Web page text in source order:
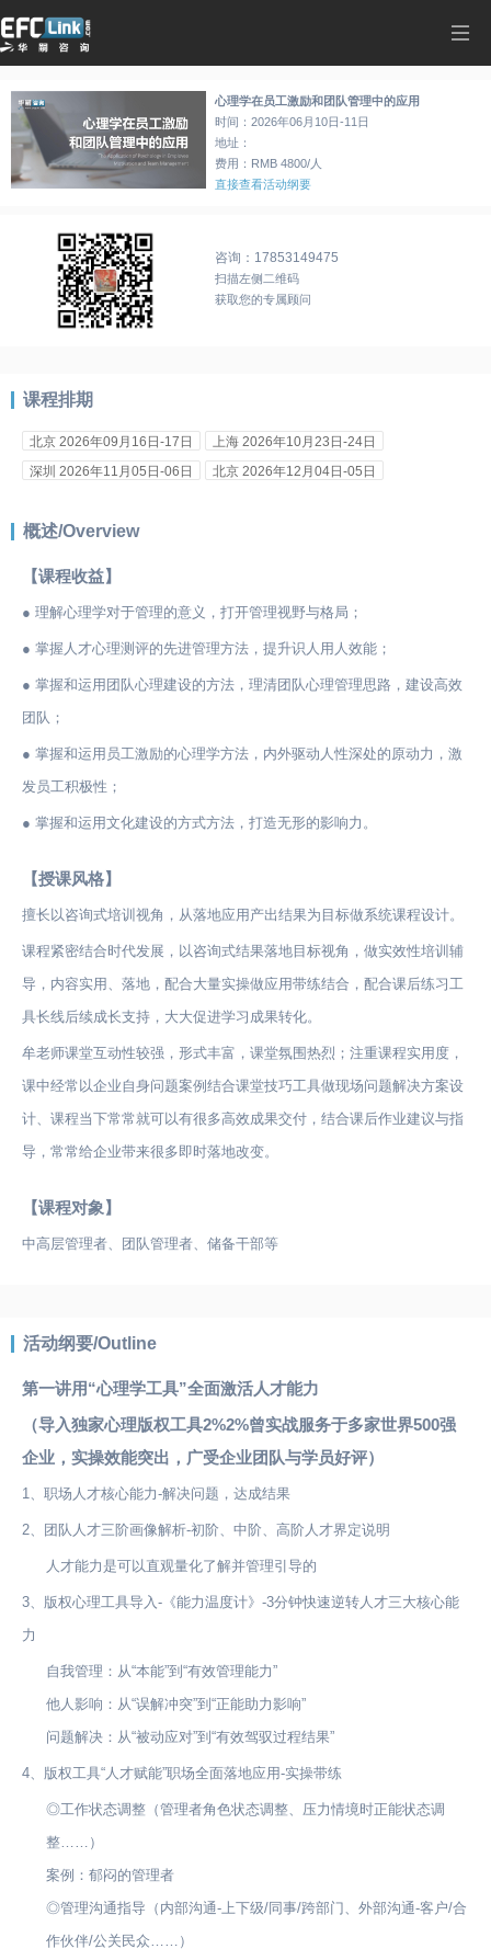
心理学在员工激励和团队管理中的应用
时间： 2026年06月10日-11日
地址：
费用：RMB 4800/人
直接查看活动纲要
咨询：17853149475
扫描左侧二维码
获取您的专属顾问
课程排期
北京 2026年09月16日-17日
上海 2026年10月23日-24日
深圳 2026年11月05日-06日
北京 2026年12月04日-05日
概述/Overview
【课程收益】
● 理解心理学对于管理的意义，打开管理视野与格局；
● 掌握人才心理测评的先进管理方法，提升识人用人效能；
● 掌握和运用团队心理建设的方法，理清团队心理管理思路，建设高效
团队；
● 掌握和运用员工激励的心理学方法，内外驱动人性深处的原动力，激
发员工积极性；
● 掌握和运用文化建设的方式方法，打造无形的影响力。
【授课风格】
擅长以咨询式培训视角，从落地应用产出结果为目标做系统课程设计。
课程紧密结合时代发展，以咨询式结果落地目标视角，做实效性培训辅
导，内容实用、落地，配合大量实操做应用带练结合，配合课后练习工
具长线后续成长支持，大大促进学习成果转化。
牟老师课堂互动性较强，形式丰富，课堂氛围热烈；注重课程实用度，
课中经常以企业自身问题案例结合课堂技巧工具做现场问题解决方案设
计、课程当下常常就可以有很多高效成果交付，结合课后作业建议与指
导，常常给企业带来很多即时落地改变。
【课程对象】
中高层管理者、团队管理者、储备干部等
活动纲要/Outline
第一讲用“心理学工具”全面激活人才能力
（导入独家心理版权工具2%2%曾实战服务于多家世界500强
企业，实操效能突出，广受企业团队与学员好评）
1、职场人才核心能力-解决问题，达成结果
2、团队人才三阶画像解析-初阶、中阶、高阶人才界定说明
人才能力是可以直观量化了解并管理引导的
3、版权心理工具导入-《能力温度计》-3分钟快速逆转人才三大核心能
力
自我管理：从“本能”到“有效管理能力”
他人影响：从“误解冲突”到“正能助力影响”
问题解决：从“被动应对”到“有效驾驭过程结果”
4、版权工具“人才赋能”职场全面落地应用-实操带练
◎工作状态调整（管理者角色状态调整、压力情境时正能状态调
整……）
案例：郁闷的管理者
◎管理沟通指导（内部沟通-上下级/同事/跨部门、外部沟通-客户/合
作伙伴/公关民众……）